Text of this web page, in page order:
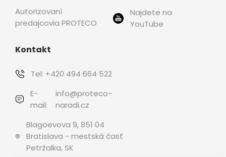
Autorizovaní
predajcovia PROTECO
Najdete na
YouTube
Kontakt
Tel: +420 494 664 522
E-
mail:
info@proteco-
naradi.cz
Blagoevova 9, 851 04
Bratislava - mestská časť
Petržalka, SK